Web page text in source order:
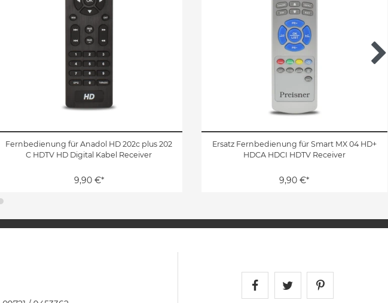
Fernbedienung für Anadol HD 202c plus 202
C HDTV HD Digital Kabel Receiver
9,90 €*
Ersatz Fernbedienung für Smart MX 04 HD+
HDCA HDCI HDTV Receiver
9,90 €*